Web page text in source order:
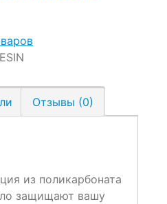
Отзывы (0)
из поликарбоната
защищают вашу